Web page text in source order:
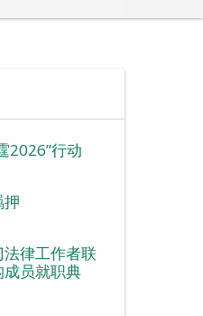
2026”行动
押
律工作者联
员就职典